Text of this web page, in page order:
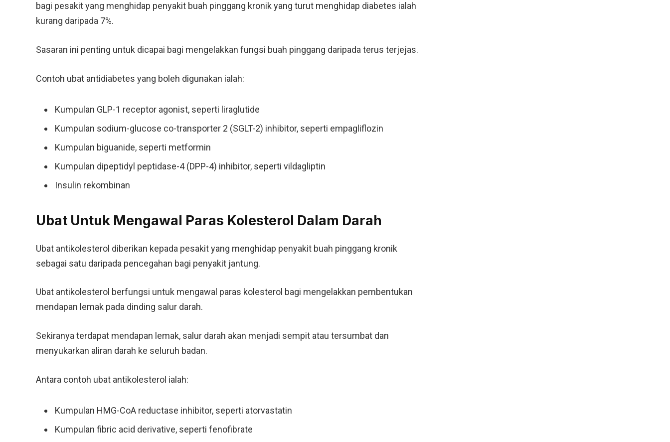
bagi pesakit yang menghidap penyakit buah pinggang kronik yang turut menghidap diabetes ialah
kurang daripada 7%.
Sasaran ini penting untuk dicapai bagi mengelakkan fungsi buah pinggang daripada terus terjejas.
Contoh ubat antidiabetes yang boleh digunakan ialah:
Kumpulan GLP-1 receptor agonist, seperti liraglutide
Kumpulan sodium-glucose co-transporter 2 (SGLT-2) inhibitor, seperti empagliflozin
Kumpulan biguanide, seperti metformin
Kumpulan dipeptidyl peptidase-4 (DPP-4) inhibitor, seperti vildagliptin
Insulin rekombinan
Ubat Untuk Mengawal Paras Kolesterol Dalam Darah
Ubat antikolesterol diberikan kepada pesakit yang menghidap penyakit buah pinggang kronik
sebagai satu daripada pencegahan bagi penyakit jantung.
Ubat antikolesterol berfungsi untuk mengawal paras kolesterol bagi mengelakkan pembentukan
mendapan lemak pada dinding salur darah.
Sekiranya terdapat mendapan lemak, salur darah akan menjadi sempit atau tersumbat dan
menyukarkan aliran darah ke seluruh badan.
Antara contoh ubat antikolesterol ialah:
Kumpulan HMG-CoA reductase inhibitor, seperti atorvastatin
Kumpulan fibric acid derivative, seperti fenofibrate